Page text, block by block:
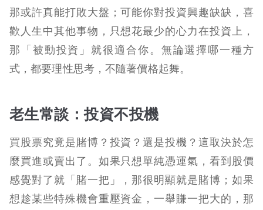
那或許真能打敗大盤；可能你對投資興趣缺缺，喜
歡人生中其他事物，只想花最少的心力在投資上，
那「被動投資」就很適合你。 無論選擇哪一種方
式，都要理性思考，不隨著價格起舞。
老生常談：投資不投機
買股票究竟是賭博？投資？還是投機？這取決於怎
麼買進或賣出了。如果只想單純憑運氣，看到股價
感覺對了就「賭一把」，那很明顯就是賭博； 如果
想趁某些特殊機會重壓資金，一舉賺一把大的，那